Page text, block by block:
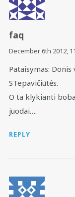
faq
December 6th 2012,
Pataisymas:
STepavičiūtės.
O ta klykianti
juodai….
REPLY